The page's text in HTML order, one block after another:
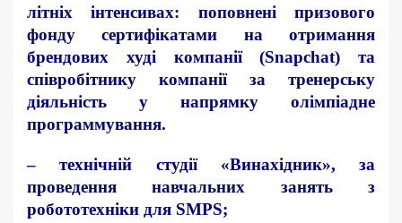
літніх інтенсивах: поповнені призового
фонду сертифікатами на отримання
брендових худі компанії (Snapchat) та
співробітнику компанії за тренерську
діяльність у напрямку олімпіадне
программування.
–технічній студії «Винахідник», за
проведення навчальних занять з
робототехніки для SMPS;